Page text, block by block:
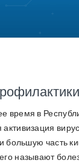
время в
большую часть
называют